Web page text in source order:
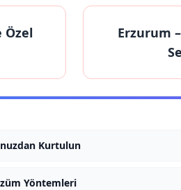
Özel
Erzurum
Kurtulun
Yöntemleri